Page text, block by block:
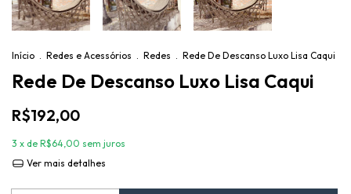
Início . Redes e Acessórios . Redes . Rede De Descanso Luxo Lisa Caqui
Rede De Descanso Luxo Lisa Caqui
R$192,00
3 x de R$64,00 sem juros
Ver mais detalhes